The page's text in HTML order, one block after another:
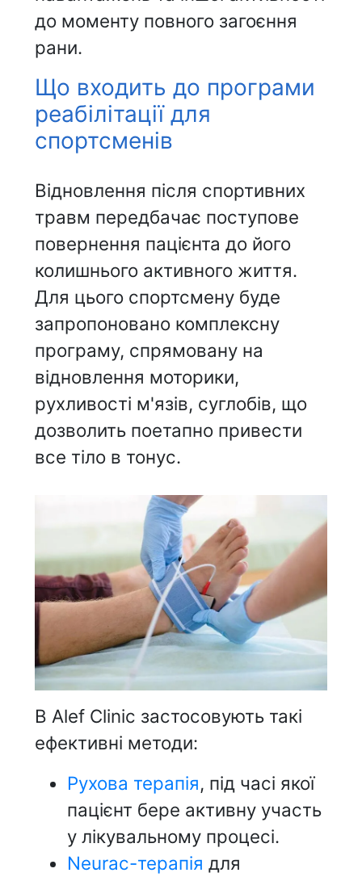
до моменту повного загоєння
рани.
Що входить до програми
реабілітації для
спортсменів
Відновлення після спортивних
травм передбачає поступове
повернення пацієнта до його
колишнього активного життя.
Для цього спортсмену буде
запропоновано комплексну
програму, спрямовану на
відновлення моторики,
рухливості м'язів, суглобів, що
дозволить поетапно привести
все тіло в тонус.
В Alef Clinic застосовують такі
ефективні методи:
Рухова терапія, під часі якої
пацієнт бере активну участь
у лікувальному процесі.
Neurac-терапія для